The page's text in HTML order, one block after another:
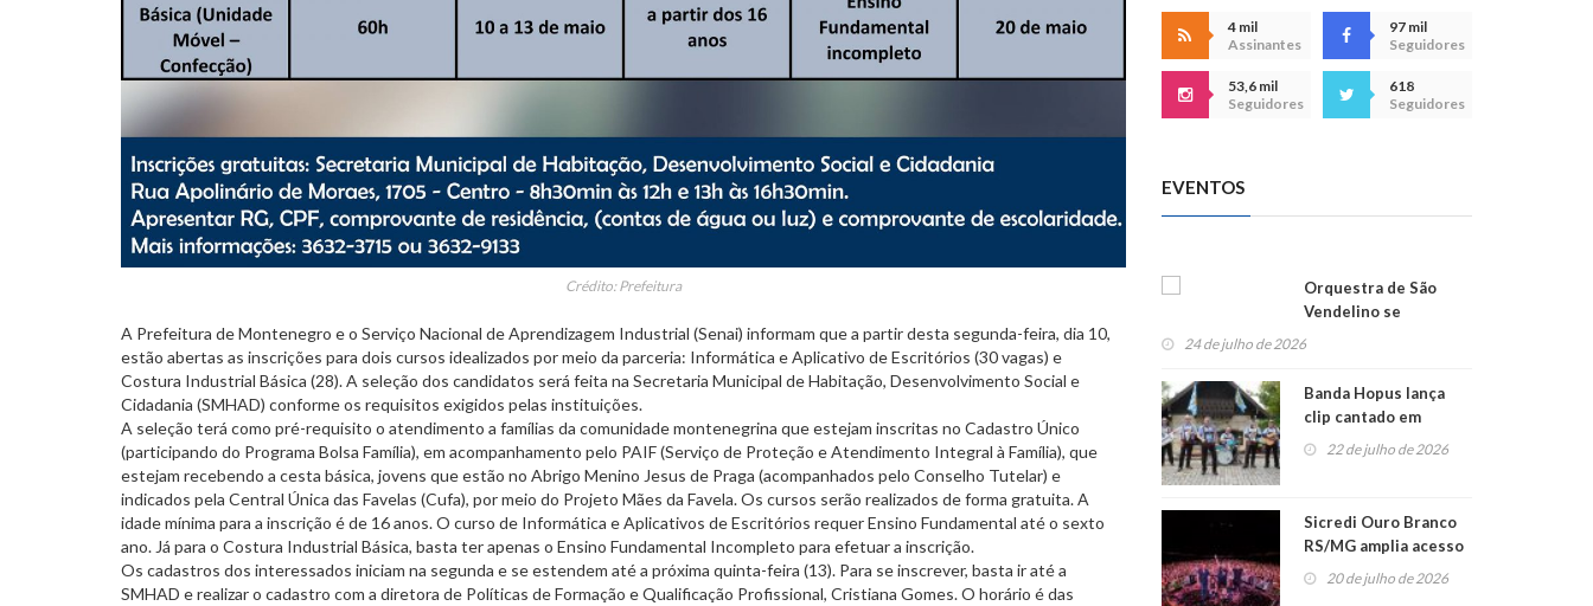
Crédito: Prefeitura
A Prefeitura de Montenegro e o Serviço Nacional de Aprendizagem Industrial (Senai) informam que a partir desta segunda-feira, dia 10,
estão abertas as inscrições para dois cursos idealizados por meio da parceria: Informática e Aplicativo de Escritórios (30 vagas) e
Costura Industrial Básica (28). A seleção dos candidatos será feita na Secretaria Municipal de Habitação, Desenvolvimento Social e
Cidadania (SMHAD) conforme os requisitos exigidos pelas instituições.
A seleção terá como pré-requisito o atendimento a famílias da comunidade montenegrina que estejam inscritas no Cadastro Único
(participando do Programa Bolsa Família), em acompanhamento pelo PAIF (Serviço de Proteção e Atendimento Integral à Família), que
estejam recebendo a cesta básica, jovens que estão no Abrigo Menino Jesus de Praga (acompanhados pelo Conselho Tutelar) e
indicados pela Central Única das Favelas (Cufa), por meio do Projeto Mães da Favela. Os cursos serão realizados de forma gratuita. A
idade mínima para a inscrição é de 16 anos. O curso de Informática e Aplicativos de Escritórios requer Ensino Fundamental até o sexto
ano. Já para o Costura Industrial Básica, basta ter apenas o Ensino Fundamental Incompleto para efetuar a inscrição.
Os cadastros dos interessados iniciam na segunda e se estendem até a próxima quinta-feira (13). Para se inscrever, basta ir até a
SMHAD e realizar o cadastro com a diretora de Políticas de Formação e Qualificação Profissional, Cristiana Gomes. O horário é das
4 mil
Assinantes
97 mil
Seguidores
53,6 mil
Seguidores
618
Seguidores
EVENTOS
Orquestra de São
Vendelino se
apresenta na
24 de julho de 2026
Banda Hopus lança
clip cantado em
alemão e inglês
22 de julho de 2026
Sicredi Ouro Branco
RS/MG amplia acesso
ao show dos 45 anos
para mais associados
20 de julho de 2026